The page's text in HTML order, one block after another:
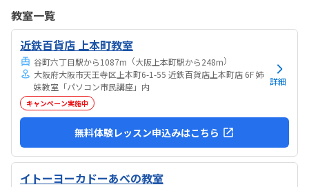
れたよです。親切に接して下さっているのが伝わります特にありませ
ん特にありません
教室一覧
近鉄百貨店 上本町教室
谷町六丁目駅から1087m （大阪上本町駅から248m）
大阪府大阪市天王寺区上本町6-1-55 近鉄百貨店上本町店 6F 姉
妹教室「パソコン市民講座」内
キャンペーン実施中
詳細
無料体験レッスン申込みはこちら
イトーヨーカドーあべの教室